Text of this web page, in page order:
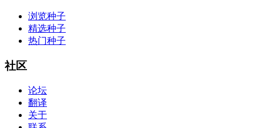
浏览种子
精选种子
热门种子
社区
论坛
翻译
关于